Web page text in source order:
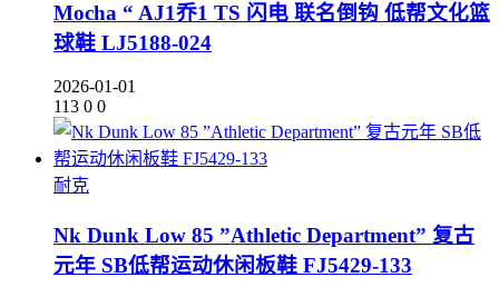
Mocha “ AJ1乔1 TS 闪电 联名倒钩 低帮文化篮
球鞋 LJ5188-024
2026-01-01
113 0 0
耐克
Nk Dunk Low 85 ”Athletic Department” 复古
元年 SB低帮运动休闲板鞋 FJ5429-133